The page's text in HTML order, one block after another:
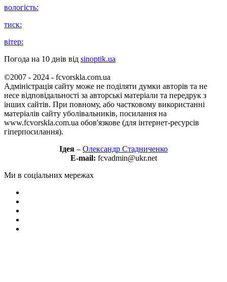
вологість:
тиск:
вітер:
Погода на 10 днів від sinoptik.ua
©2007 - 2024 - fcvorskla.com.ua
Адміністрація сайту може не поділяти думки авторів та не
несе відповідальності за авторські матеріали та передрук з
інших сайтів. При повному, або частковому використанні
матеріалів сайту уболівальників, посилання на
www.fcvorskla.com.ua обов'язкове (для інтернет-ресурсів
гіперпосилання).
Ідея – Олександр Стадниченко
E-mail: fcvadmin@ukr.net
Ми в соціальних мережах